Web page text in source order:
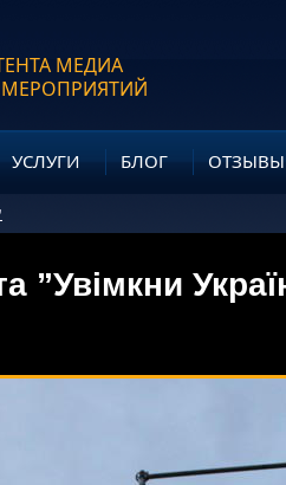
МЕДИА
МЕРОПРИЯТИЙ
УСЛУГИ БЛОГ ОТЗЫВЫ
”Увімкни